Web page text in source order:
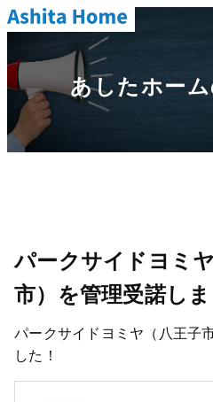
あしたホー
パークサイドヨミ
市）を管理受諾しま
パークサイドヨミヤ（八王子
した！